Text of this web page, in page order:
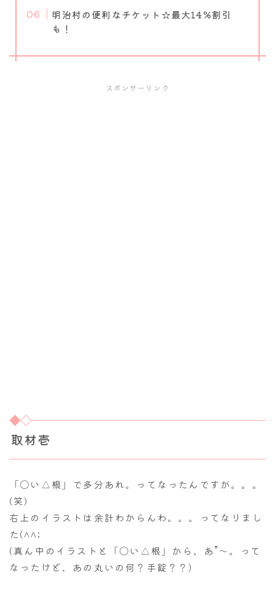
明治村の便利なチケット☆最大14%割引
も！
スポンサーリンク
取材壱
「〇い△根」で多分あれ。ってなったんですが。。。
(笑)
右上のイラストは余計わからんわ。。。ってなりまし
た(^^;
(真ん中のイラストと「〇い△根」から、あ”～。って
なったけど、あの丸いの何？手錠？？)